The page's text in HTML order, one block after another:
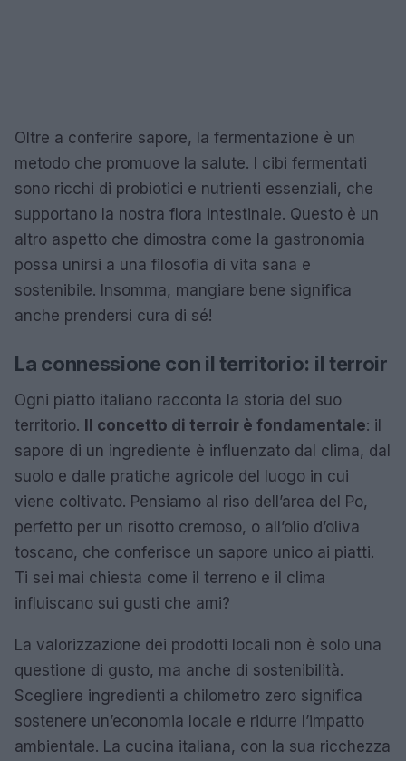
Oltre a conferire sapore, la fermentazione è un
metodo che promuove la salute. I cibi fermentati
sono ricchi di probiotici e nutrienti essenziali, che
supportano la nostra flora intestinale. Questo è un
altro aspetto che dimostra come la gastronomia
possa unirsi a una filosofia di vita sana e
sostenibile. Insomma, mangiare bene significa
anche prendersi cura di sé!
La connessione con il territorio: il terroir
Ogni piatto italiano racconta la storia del suo
territorio. Il concetto di terroir è fondamentale: il
sapore di un ingrediente è influenzato dal clima, dal
suolo e dalle pratiche agricole del luogo in cui
viene coltivato. Pensiamo al riso dell’area del Po,
perfetto per un risotto cremoso, o all’olio d’oliva
toscano, che conferisce un sapore unico ai piatti.
Ti sei mai chiesta come il terreno e il clima
influiscano sui gusti che ami?
La valorizzazione dei prodotti locali non è solo una
questione di gusto, ma anche di sostenibilità.
Scegliere ingredienti a chilometro zero significa
sostenere un’economia locale e ridurre l’impatto
ambientale. La cucina italiana, con la sua ricchezza